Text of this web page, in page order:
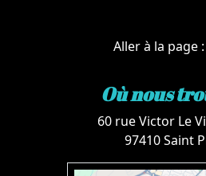
Aller à la page :
Où nous
60 rue Victor Le
97410 Saint